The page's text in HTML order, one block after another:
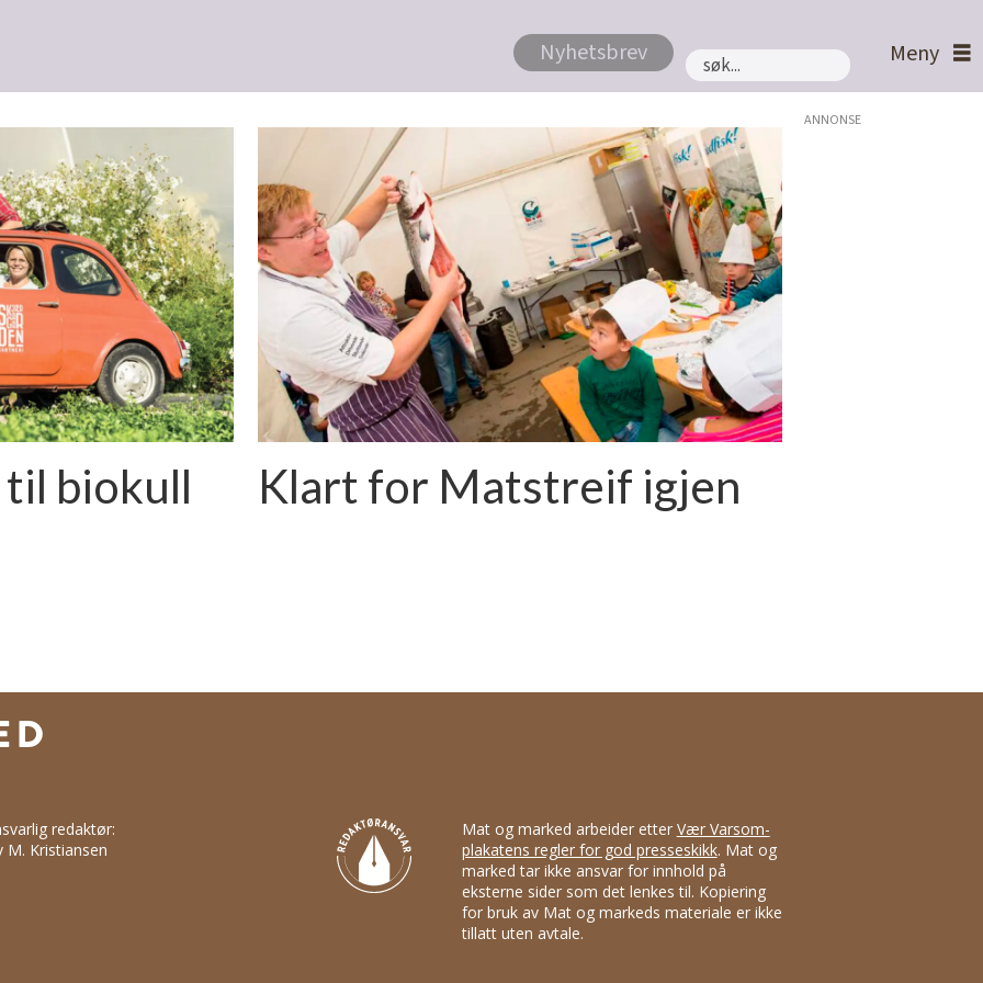
Nyhetsbrev
Søk
til biokull Klart for Matstreif igjen
ANNONSE
redaktør:
M. Kristiansen
Mat og marked arbeider etter Vær Varsom-
plakatens regler for god presseskikk. Mat og
marked tar ikke ansvar for innhold på
eksterne sider som det lenkes til. Kopiering
for bruk av Mat og markeds materiale er ikke
tillatt uten avtale.